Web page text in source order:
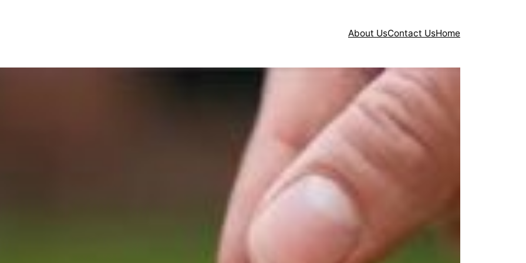
About UsContact UsHome